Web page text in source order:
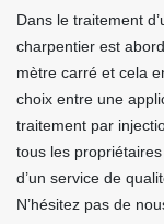
Dans le traitement
charpentier est
mètre carré et cela
choix entre une
traitement par
tous les
d’un service de
N’hésitez pas de